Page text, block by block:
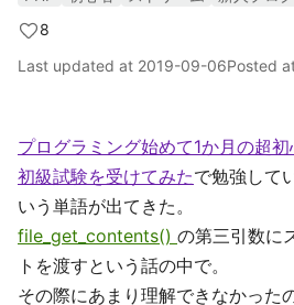
8
Last updated at 2019-09-06Posted
プログラミング始めて1か月の超
初級試験を受けてみたで勉強して
いう単語が出てきた。
file_get_contents() の第三引数に
トを渡すという話の中で。
その際にあまり理解できなかった